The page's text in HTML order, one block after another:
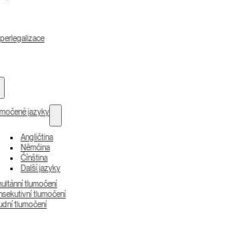
jazyky
Angličtina
Němčina
Čínština
Další jazyky
tlumočení
tlumočení
tlumočení